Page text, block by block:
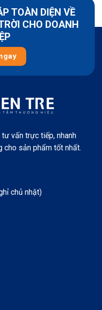
TOÀN DIỆN VỀ
CHO DOANH
vấn trực tiếp, nhanh
cho sản phẩm tốt nhất.
chủ nhật)